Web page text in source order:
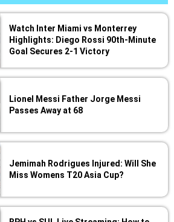
Watch Inter Miami vs Monterrey
Highlights: Diego Rossi 90th-Minute
Goal Secures 2-1 Victory
Lionel Messi Father Jorge Messi
Passes Away at 68
Jemimah Rodrigues Injured: Will She
Miss Womens T20 Asia Cup?